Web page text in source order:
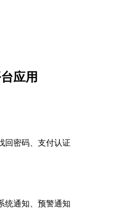
应用
回密码、支付认证
统通知、预警通知